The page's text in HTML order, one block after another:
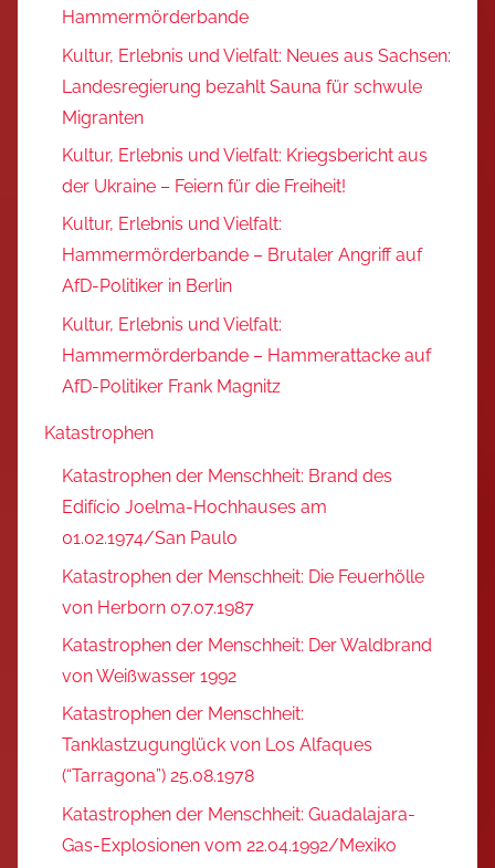
Hammermörderbande
Kultur, Erlebnis und Vielfalt: Neues aus Sachsen:
Landesregierung bezahlt Sauna für schwule
Migranten
Kultur, Erlebnis und Vielfalt: Kriegsbericht aus
der Ukraine – Feiern für die Freiheit!
Kultur, Erlebnis und Vielfalt:
Hammermörderbande – Brutaler Angriff auf
AfD-Politiker in Berlin
Kultur, Erlebnis und Vielfalt:
Hammermörderbande – Hammerattacke auf
AfD-Politiker Frank Magnitz
Katastrophen
Katastrophen der Menschheit: Brand des
Edifício Joelma-Hochhauses am
01.02.1974/San Paulo
Katastrophen der Menschheit: Die Feuerhölle
von Herborn 07.07.1987
Katastrophen der Menschheit: Der Waldbrand
von Weißwasser 1992
Katastrophen der Menschheit:
Tanklastzugunglück von Los Alfaques
(“Tarragona”) 25.08.1978
Katastrophen der Menschheit: Guadalajara-
Gas-Explosionen vom 22.04.1992/Mexiko